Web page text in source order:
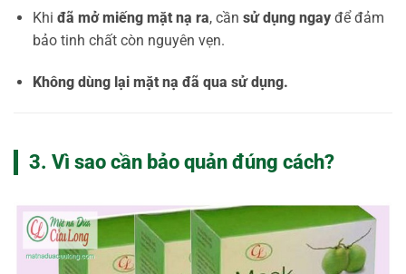
Khi đã mở miếng mặt nạ ra, cần sử dụng ngayđể đảm
bảo tinh chất còn nguyên vẹn.
Không dùng lại mặt nạ đã qua sử dụng.
3. Vì sao cần bảo quản đúng cách?